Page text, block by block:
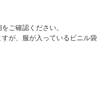
ご確認ください。
が、服が入っているビニル袋